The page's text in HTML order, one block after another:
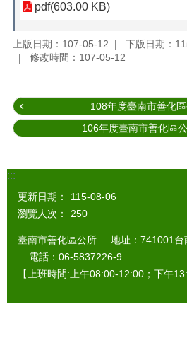
pdf(603.00 KB)
上版日期：107-05-12
下版日期：
修改時間：107-05-12
108年度臺南市善化
106年度臺南市善化區
:::
更新日期：
115-08-06
瀏覽人次：
250
臺南市善化區公所 地址：741001台
電話：06-5837226-9
【上班時間:上午08:00-12:00；下午